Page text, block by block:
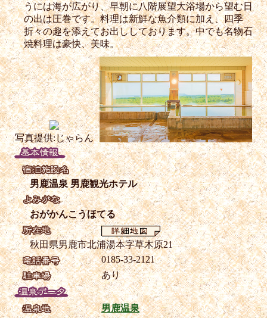
うには海が広がり、早朝に八階展望大浴場から望む日
の出は圧巻です。料理は新鮮な魚介類に加え、四季
折々の趣を添えてお出ししております。中でも名物石
焼料理は豪快、美味。
写真提供:じゃらん
男鹿温泉 男鹿観光ホテル
おがかんこうほてる
秋田県男鹿市北浦湯本字草木原21
0185-33-2121
あり
男鹿温泉